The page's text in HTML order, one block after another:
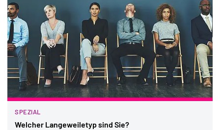
SPEZIAL
Welcher Langeweiletyp sind Sie?